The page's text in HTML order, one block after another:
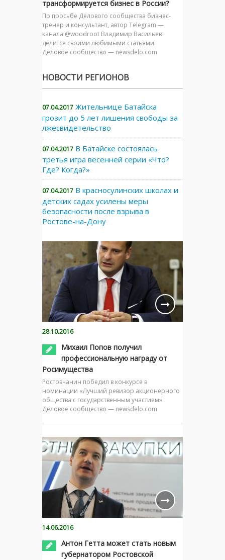
трансформируется бизнес в России?
По просьбе Делового сообщества бизнес-
тренер и консультант, автор Telegram —
канала @woodroot Владимир Васильев
делится своими любимыми статьями.
Деловое сообщество — newsdelo.com
НОВОСТИ РЕГИОНОВ
07.04.2017 Жительнице Батайска
грозит до 5 лет лишения свободы за
лжесвидетельство
07.04.2017 В Батайске состоялась
третья игра весенней серии «Что?
Где? Когда?»
07.04.2017 В красносулинских школах и
детских садах усилены меры
безопасности после взрыва в
Ростове-на-Дону
28.10.2016
Михаил Попов получил
профессиональную награду от
Росимущества
Ростовчанин победил в конкурсе в
номинации «Лучший ревизор акционерного
общества с государственным участием»
Деловое сообщество — newsdelo.com
14.06.2016
Антон Гетта может стать новым
губернатором Ростовской